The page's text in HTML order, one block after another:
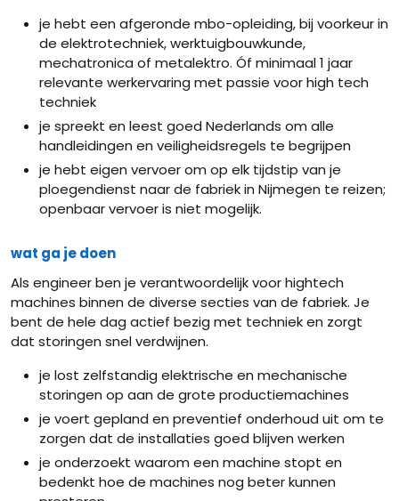
je hebt een afgeronde mbo-opleiding, bij voorkeur in
de elektrotechniek, werktuigbouwkunde,
mechatronica of metalektro. Óf minimaal 1 jaar
relevante werkervaring met passie voor high tech
techniek
je spreekt en leest goed Nederlands om alle
handleidingen en veiligheidsregels te begrijpen
je hebt eigen vervoer om op elk tijdstip van je
ploegendienst naar de fabriek in Nijmegen te reizen;
openbaar vervoer is niet mogelijk.
wat ga je doen
Als engineer ben je verantwoordelijk voor hightech
machines binnen de diverse secties van de fabriek. Je
bent de hele dag actief bezig met techniek en zorgt
dat storingen snel verdwijnen.
je lost zelfstandig elektrische en mechanische
storingen op aan de grote productiemachines
je voert gepland en preventief onderhoud uit om te
zorgen dat de installaties goed blijven werken
je onderzoekt waarom een machine stopt en
bedenkt hoe de machines nog beter kunnen